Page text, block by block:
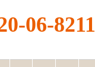
06-8211